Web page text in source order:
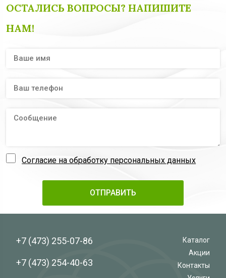
ОСТАЛИСЬ ВОПРОСЫ? НАПИШИТЕ
НАМ!
Согласие на обработку персональных данных
+7 (473) 255-07-86
+7 (473) 254-40-63
Каталог
Акции
Контакты